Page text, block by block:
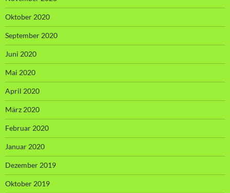
Oktober 2020
September 2020
Juni 2020
Mai 2020
April 2020
März 2020
Februar 2020
Januar 2020
Dezember 2019
Oktober 2019